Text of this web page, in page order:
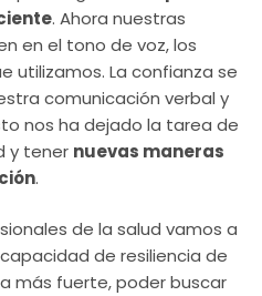
. Ahora nuestras
en el tono de voz, los
utilizamos. La confianza se
comunicación verbal y
nos ha dejado la tarea de
y tener nuevas maneras
.
de la salud vamos a
de resiliencia de
más fuerte, poder buscar